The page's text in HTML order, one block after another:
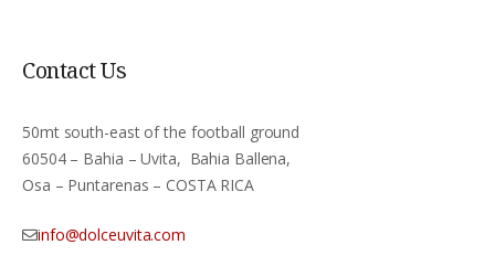
Contact Us
50mt south-east of the football ground
60504 – Bahia – Uvita, Bahia Ballena,
Osa – Puntarenas – COSTA RICA
info@dolceuvita.com